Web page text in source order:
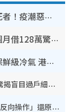
奪命寄生蟲｜食生菜狂瀉首現死者！疫潮惡化錄1.8萬宗病例 揭洗菜3大謬誤
銀行高層戀上水療女技師！兩個月借128萬驚覺「沉船」沉落火海 揭背後疑似邪教操控賣淫
內地客歎港人唔識老！揭港鐵保鮮級冷氣 港人求放過：咪投訴
牙線棒亂用隨時越清越污糟！牙醫驚揭盲目過戶細菌恐致蛀牙：呢種先係日常真保養
WhatsApp預設貼圖點刪？揭1招「反向操作」還原簡潔介面 附3步實測教學